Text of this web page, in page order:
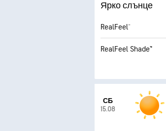
Ярко слънце
RealFeel®
RealFeel Shade™
СБ
15.08